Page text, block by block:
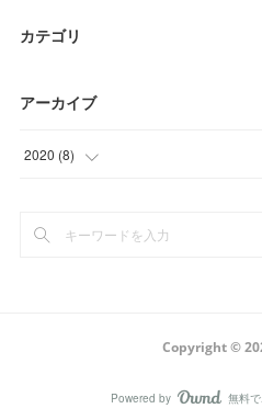
カテゴリ
アーカイブ
2020 (8)
Copyright ©
Powered by 無料